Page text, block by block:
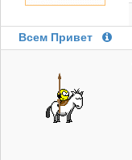
Всем Привет